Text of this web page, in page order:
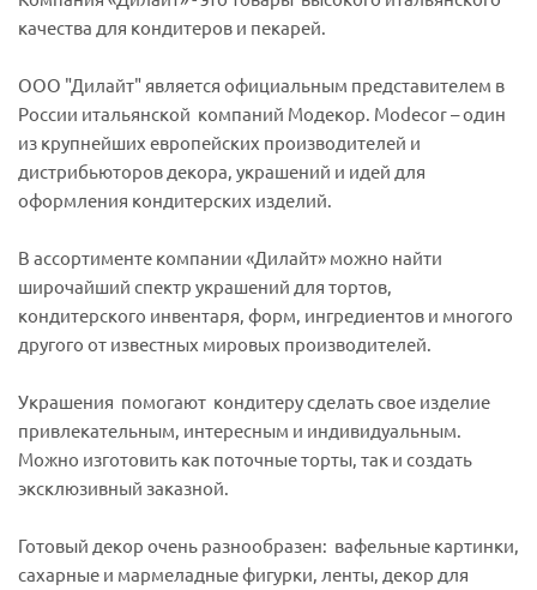
качества для кондитеров и пекарей.
ООО "Дилайт" является официальным представителем в
России итальянской компаний Модекор. Modecor – один
из крупнейших европейских производителей и
дистрибьюторов декора, украшений и идей для
оформления кондитерских изделий.
В ассортименте компании «Дилайт» можно найти
широчайший спектр украшений для тортов,
кондитерского инвентаря, форм, ингредиентов и многого
другого от известных мировых производителей.
Украшения помогают кондитеру сделать свое изделие
привлекательным, интересным и индивидуальным.
Можно изготовить как поточные торты, так и создать
эксклюзивный заказной.
Готовый декор очень разнообразен: вафельные картинки,
сахарные и мармеладные фигурки, ленты, декор для